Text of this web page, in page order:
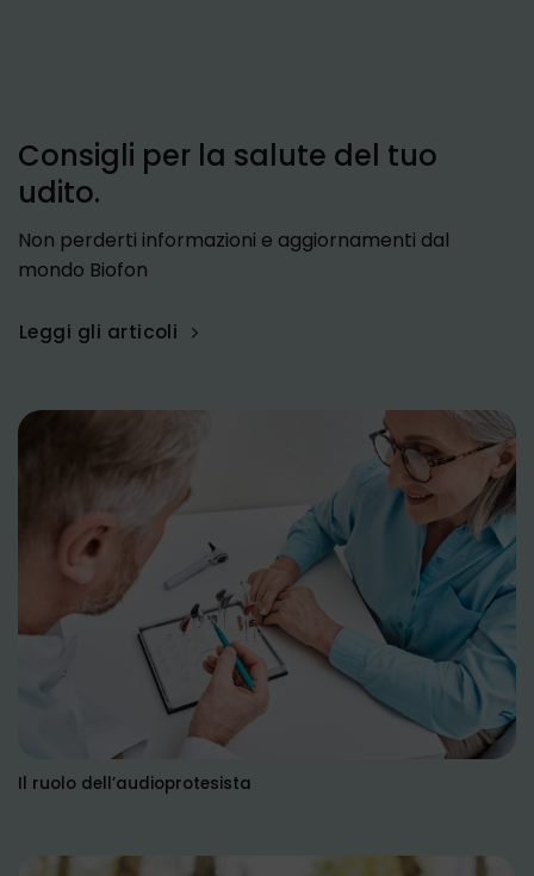
Consigli per la salute del tuo
udito.
Non perderti informazioni e aggiornamenti dal
mondo Biofon
Leggi gli articoli
Il ruolo dell’audioprotesista